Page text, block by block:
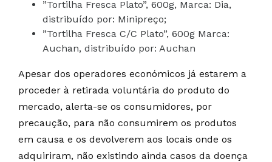
”Tortilha Fresca Plato”, 600g, Marca: Dia,
distribuído por: Minipreço;
”Tortilha Fresca C/C Plato”, 600g Marca:
Auchan, distribuído por: Auchan
Apesar dos operadores económicos já estarem a
proceder à retirada voluntária do produto do
mercado, alerta-se os consumidores, por
precaução, para não consumirem os produtos
em causa e os devolverem aos locais onde os
adquiriram, não existindo ainda casos da doença